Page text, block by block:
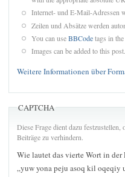
Internet- und E-Mail-Adressen
Zeilen und Absätze werden
You can useBBCodetags in
Images can be added to this post.
Weitere Informationen über
CAPTCHA
Diese Frage dient dazu
Beiträge zu verhindern.
Wie lautet das vierte Wort in der
„yuw yona peju asoq kil oqeqiy